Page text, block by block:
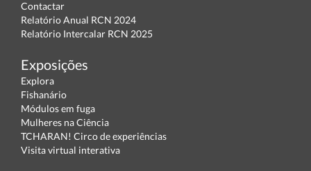
Contactar
Relatório Anual RCN 2024
Relatório Intercalar RCN 2025
Exposições
Explora
Fishanário
Módulos em fuga
Mulheres na Ciência
TCHARAN! Circo de experiências
Visita virtual interativa